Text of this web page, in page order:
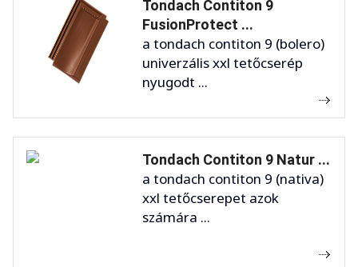
Tondach Contiton 9
FusionProtect ...
a tondach contiton 9 (bolero)
univerzális xxl tetőcserép
nyugodt ...
Tondach Contiton 9 Natur ...
a tondach contiton 9 (nativa)
xxl tetőcserepet azok
számára ...